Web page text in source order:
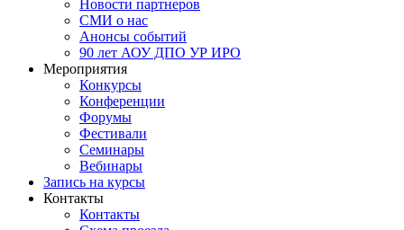
Новости партнеров
СМИ о нас
Анонсы событий
90 лет АОУ ДПО УР ИРО
Мероприятия
Конкурсы
Конференции
Форумы
Фестивали
Семинары
Вебинары
Запись на курсы
Контакты
Контакты